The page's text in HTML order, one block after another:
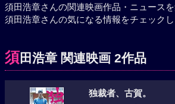
須田浩章さんの関連映画作品・ニュースを
須田浩章さんの気になる情報をチェックし
須田浩章 関連映画 2作品
独裁者、古賀。